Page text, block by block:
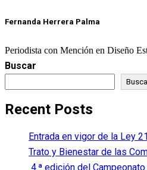
Fernanda Herrera Palma
Periodista con Mención en Diseño
Buscar
Recent Posts
Entrada en vigor de la Ley
Trato y Bienestar de las
4.ª edición del